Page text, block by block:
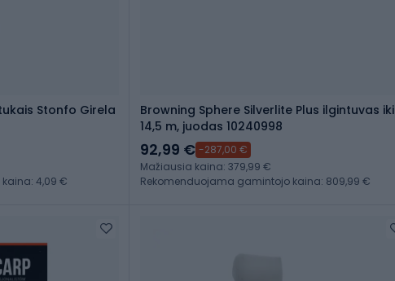
Stonfo Girela
4,09 €
Browning Sphere Silverlite Plus ilgintuvas iki
14,5 m, juodas 10240998
92,99 € -287,00 €
Mažiausia kaina: 379,99 €
Rekomenduojama gamintojo kaina: 809,99 €